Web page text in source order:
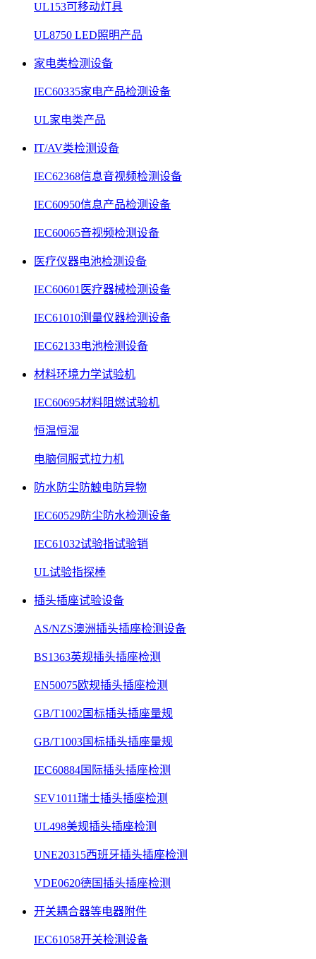
UL153可移动灯具
UL8750 LED照明产品
家电类检测设备
IEC60335家电产品检测设备
UL家电类产品
IT/AV类检测设备
IEC62368信息音视频检测设备
IEC60950信息产品检测设备
IEC60065音视频检测设备
医疗仪器电池检测设备
IEC60601医疗器械检测设备
IEC61010测量仪器检测设备
IEC62133电池检测设备
材料环境力学试验机
IEC60695材料阻燃试验机
恒温恒湿
电脑伺服式拉力机
防水防尘防触电防异物
IEC60529防尘防水检测设备
IEC61032试验指试验销
UL试验指探棒
插头插座试验设备
AS/NZS澳洲插头插座检测设备
BS1363英规插头插座检测
EN50075欧规插头插座检测
GB/T1002国标插头插座量规
GB/T1003国标插头插座量规
IEC60884国际插头插座检测
SEV1011瑞士插头插座检测
UL498美规插头插座检测
UNE20315西班牙插头插座检测
VDE0620德国插头插座检测
开关耦合器等电器附件
IEC61058开关检测设备